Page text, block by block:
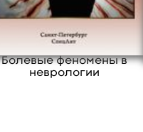
Болевые феномены в
неврологии